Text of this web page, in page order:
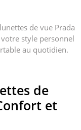
de vue Prada
style personnel
au quotidien.
de
et